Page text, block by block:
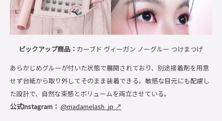
ピックアップ商品： カーブド ヴィーガン ノーグルー つけまつげ
あらかじめグルーが付いた状態で展開されており、別途接着剤を用意
せず台紙から取り外してそのまま装着できる。敏感な目元にも配慮し
た設計で、自然な束感とボリュームを両立させている。
公式Instagram： @madamelash_jp ↗